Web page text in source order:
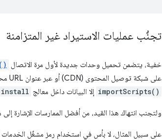
تجنُّب عمليات الاستيراد غير المتزامنة
خفية، يتضمن تحميل وحدات جديدة لأول مرة الاتصال
على شبكة توصيل المحتوى (CDN) أو عبر عنوان URL محلي). في كلتا الحالتين، هناك قيد مهم: لا يمكن للاستدعاءات الضمنية إلى
importScripts() إلا البيانات داخل معالج install
ولتجنب انتهاك هذا القيد، من أفضل الممارسات الإشارة
على سبيل المثال، لا بأس في استخدام رمز مشغّل الخدمات